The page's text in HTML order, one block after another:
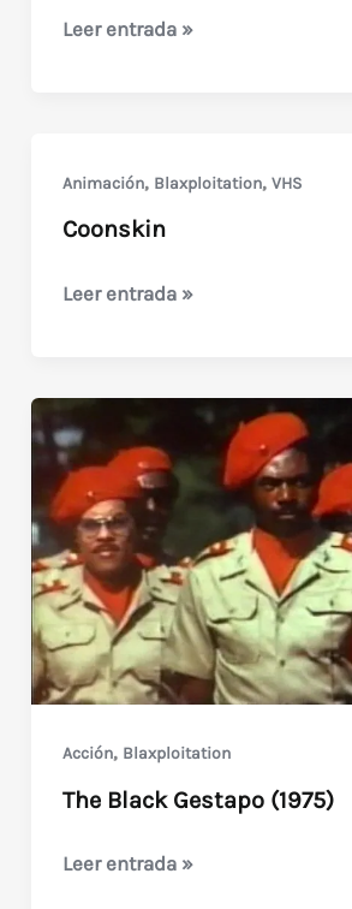
Shaft’s
Leer entrada »
Animación, Blaxploitation, VHS
Coonskin
Coonskin
Leer entrada »
Acción, Blaxploitation
The Black Gestapo (1975)
The
Leer entrada »